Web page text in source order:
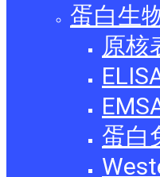
蛋白生
原核
蛋白